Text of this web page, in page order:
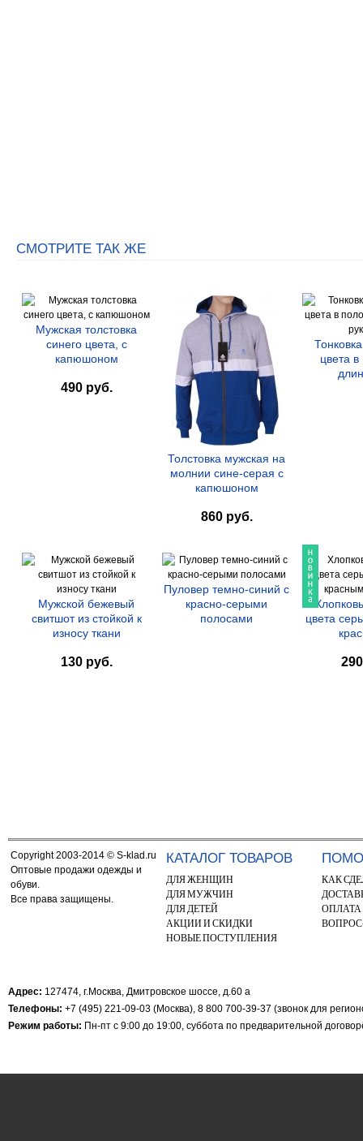
СМОТРИТЕ ТАК ЖЕ
Мужская толстовка
синего цвета, с
капюшоном
490 руб.
Толстовка мужская на
молнии сине-серая с
капюшоном
860 руб.
цвета в
Мужской бежевый
свитшот из стойкой к
износу ткани
130 руб.
Пуловер темно-синий с
красно-серыми
полосами
цвета
Copyright 2003-2014 © S-klad.ru
Оптовые продажи одежды и
обуви.
Все права защищены.
КАТАЛОГ ТОВАРОВ
ДЛЯ ЖЕНЩИН
ДЛЯ МУЖЧИН
ДЛЯ ДЕТЕЙ
АКЦИИ И СКИДКИ
НОВЫЕ ПОСТУПЛЕНИЯ
КАК
ОПЛАТА
Адрес: 127474, г.Москва, Дмитровское шоссе, д.60 а
Телефоны: +7 (495) 221-09-03 (Москва), 8 800 700-39-37 (звонок для
Режим работы: Пн-пт с 9:00 до 19:00, суббота по предварительной